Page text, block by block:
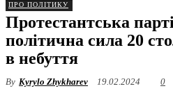
ПРО ПОЛІТИКУ
Протестантська
політична сила 20
в небуття
By Kyrylo Zhykharev 19.02.2024 0